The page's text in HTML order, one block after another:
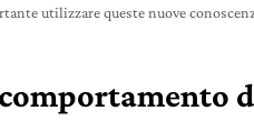
utilizzare queste nuove